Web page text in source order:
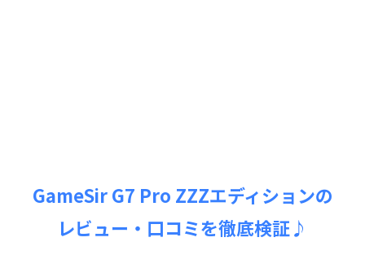
GameSir G7 Pro ZZZエディションの
レビュー・口コミを徹底検証♪